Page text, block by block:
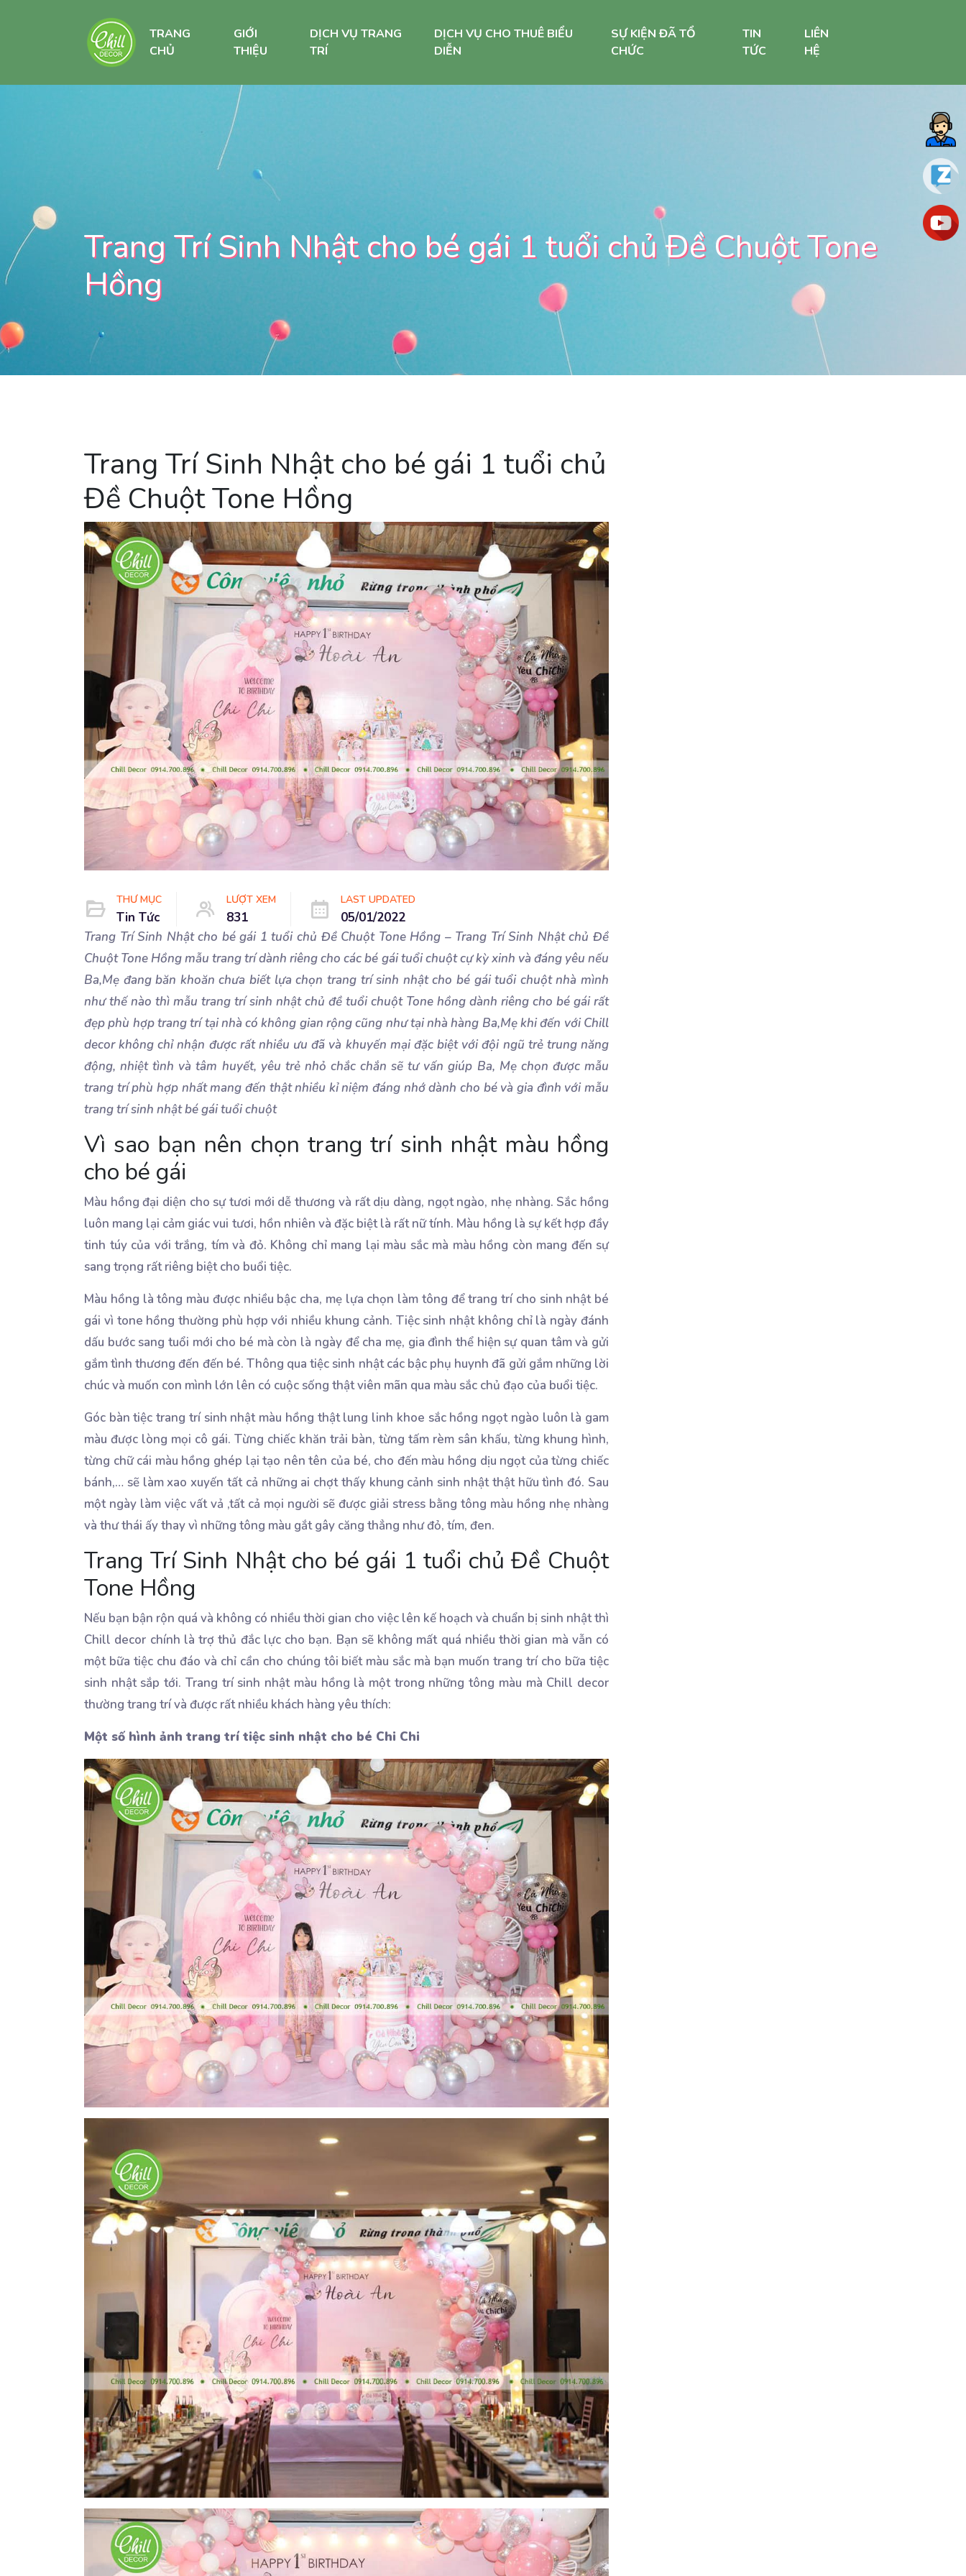
TRANG
CHỦ
GIỚI
THIỆU
DỊCH VỤ TRANG
TRÍ
DỊCH VỤ CHO THUÊ BIỂU
DIỄN
SỰ KIỆN ĐÃ TỔ
CHỨC
TIN
TỨC
LIÊN
HỆ
Trang Trí Sinh Nhật cho bé gái 1 tuổi chủ Đề Chuột Tone
Hồng
Trang Trí Sinh Nhật cho bé gái 1 tuổi chủ
Đề Chuột Tone Hồng
THƯ MỤC
Tin Tức
LƯỢT XEM
831
LAST UPDATED
05/01/2022
Trang Trí Sinh Nhật cho bé gái 1 tuổi chủ Đề Chuột Tone Hồng – Trang Trí Sinh Nhật chủ Đề
Chuột Tone Hồng mẫu trang trí dành riêng cho các bé gái tuổi chuột cự kỳ xinh và đáng yêu nếu
Ba,Mẹ đang băn khoăn chưa biết lựa chọn trang trí sinh nhật cho bé gái tuổi chuột nhà mình
như thế nào thì mẫu trang trí sinh nhật chủ đề tuổi chuột Tone hồng dành riêng cho bé gái rất
đẹp phù hợp trang trí tại nhà có không gian rộng cũng như tại nhà hàng Ba,Mẹ khi đến với Chill
decor không chỉ nhận được rất nhiều ưu đã và khuyến mại đặc biệt với đội ngũ trẻ trung năng
động, nhiệt tình và tâm huyết, yêu trẻ nhỏ chắc chắn sẽ tư vấn giúp Ba, Mẹ chọn được mẫu
trang trí phù hợp nhất mang đến thật nhiều kỉ niệm đáng nhớ dành cho bé và gia đình với mẫu
trang trí sinh nhật bé gái tuổi chuột
Vì sao bạn nên chọn trang trí sinh nhật màu hồng
cho bé gái
Màu hồng đại diện cho sự tươi mới dễ thương và rất dịu dàng, ngọt ngào, nhẹ nhàng. Sắc hồng
luôn mang lại cảm giác vui tươi, hồn nhiên và đặc biệt là rất nữ tính. Màu hồng là sự kết hợp đầy
tinh túy của với trắng, tím và đỏ. Không chỉ mang lại màu sắc mà màu hồng còn mang đến sự
sang trọng rất riêng biệt cho buổi tiệc.
Màu hồng là tông màu được nhiều bậc cha, mẹ lựa chọn làm tông để trang trí cho sinh nhật bé
gái vì tone hồng thường phù hợp với nhiều khung cảnh. Tiệc sinh nhật không chỉ là ngày đánh
dấu bước sang tuổi mới cho bé mà còn là ngày để cha mẹ, gia đình thể hiện sự quan tâm và gửi
gắm tình thương đến đến bé. Thông qua tiệc sinh nhật các bậc phụ huynh đã gửi gắm những lời
chúc và muốn con mình lớn lên có cuộc sống thật viên mãn qua màu sắc chủ đạo của buổi tiệc.
Góc bàn tiệc trang trí sinh nhật màu hồng thật lung linh khoe sắc hồng ngọt ngào luôn là gam
màu được lòng mọi cô gái. Từng chiếc khăn trải bàn, từng tấm rèm sân khấu, từng khung hình,
từng chữ cái màu hồng ghép lại tạo nên tên của bé, cho đến màu hồng dịu ngọt của từng chiếc
bánh,… sẽ làm xao xuyến tất cả những ai chợt thấy khung cảnh sinh nhật thật hữu tình đó. Sau
một ngày làm việc vất vả ,tất cả mọi người sẽ được giải stress bằng tông màu hồng nhẹ nhàng
và thư thái ấy thay vì những tông màu gắt gây căng thẳng như đỏ, tím, đen.
Trang Trí Sinh Nhật cho bé gái 1 tuổi chủ Đề Chuột
Tone Hồng
Nếu bạn bận rộn quá và không có nhiều thời gian cho việc lên kế hoạch và chuẩn bị sinh nhật thì
Chill decor chính là trợ thủ đắc lực cho bạn. Bạn sẽ không mất quá nhiều thời gian mà vẫn có
một bữa tiệc chu đáo và chỉ cần cho chúng tôi biết màu sắc mà bạn muốn trang trí cho bữa tiệc
sinh nhật sắp tới. Trang trí sinh nhật màu hồng là một trong những tông màu mà Chill decor
thường trang trí và được rất nhiều khách hàng yêu thích:
Một số hình ảnh trang trí tiệc sinh nhật cho bé Chi Chi